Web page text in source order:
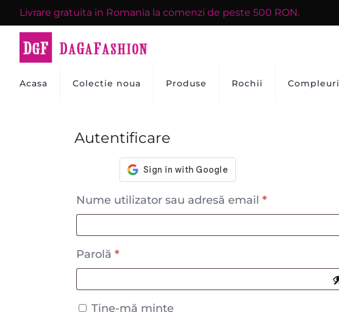
Livrare gratuita in Romania la comenzi de peste 500 RON.
Acasa Colectie noua Produse Rochii Compleuri
Autentificare
Nume utilizator sau adresă email*
Parolă*
Ține-mă minte